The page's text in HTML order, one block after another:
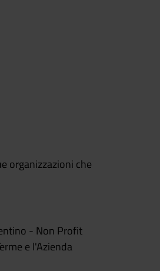
organizzazioni che
- Non Profit
e l'Azienda